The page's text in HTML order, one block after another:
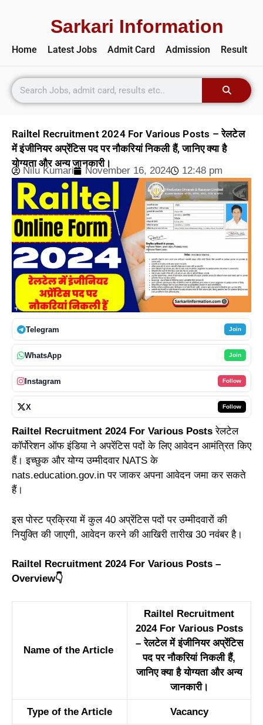
Sarkari Information
Home Latest Jobs Admit Card Admission Result
Railtel Recruitment 2024 For Various Posts – रेलटेल
में इंजीनियर अप्रेंटिस पद पर नौकरियां निकली हैं, जानिए क्या है
योग्यता और अन्य जानकारी।
Nilu Kumari November 16, 2024 12:48 pm
Telegram Join
WhatsApp Join
Instagram Follow
X Follow
Railtel Recruitment 2024 For Various Postsरेलटेल
कॉर्पोरेशन ऑफ इंडिया ने अपरेंटिस पदों के लिए आवेदन आमंत्रित किए
हैं। इच्छुक और योग्य उम्मीदवार NATS के
nats.education.gov.in पर जाकर अपना आवेदन जमा कर सकते
हैं।
इस पोस्ट प्रक्रिया में कुल 40 अप्रेंटिस पदों पर उम्मीदवारों की
नियुक्ति की जाएगी, आवेदन करने की आखिरी तारीख 30 नवंबर है।
Railtel Recruitment 2024 For Various Posts –
Overview👇
Name of the Article
Railtel Recruitment
2024 For Various Posts
– रेलटेल में इंजीनियर अप्रेंटिस
पद पर नौकरियां निकली हैं,
जानिए क्या है योग्यता और अन्य
जानकारी।
Type of the Article Vacancy